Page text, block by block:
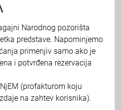
Narodnog pozorišta
predstave. Napominjemo
primenjiv samo ako je
i potvrđena rezervacija
(profakturom koju
na zahtev korisnika).